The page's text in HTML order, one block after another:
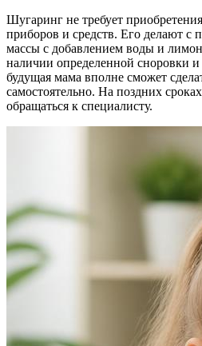
Шугаринг не требует
приборов и средств. Его делают с
массы с добавлением воды и
наличии определенной сноровки
будущая мама вполне сможет
самостоятельно. На поздних
обращаться к специалисту.